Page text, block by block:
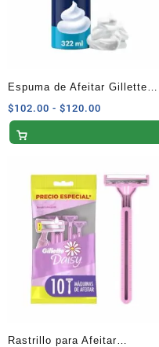
Espuma de Afeitar Gillette
Foamy Mentol con Sensación
Refrescante – 322 ml
$102.00 - $120.00
de
$102.00
hasta
$120.00
Rastrillo para Afeitar